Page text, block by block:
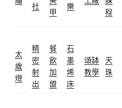
社
甲
樂
程
太
歲
燈
精
密
射
出
餐
飲
加
盟
石
墨
烯
床
頌缽
教學
天
珠